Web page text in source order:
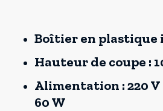
Boîtier en plastique
Hauteur de coupe :
Alimentation : 220 V
60 W